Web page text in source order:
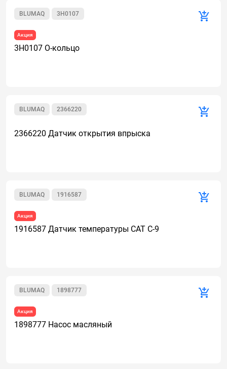
3H0107
BLUMAQ
Акция
3H0107 О-кольцо
2366220
BLUMAQ
2366220 Датчик открытия впрыска
1916587
BLUMAQ
Акция
1916587 Датчик температуры CAT C-9
1898777
BLUMAQ
Акция
1898777 Насос масляный